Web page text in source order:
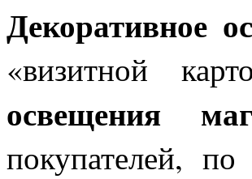
Декоративное
«визитной
освещения
покупателей,